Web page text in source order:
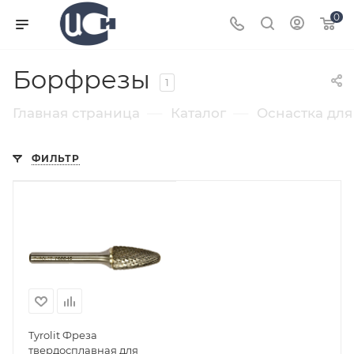
0
Борфрезы 1
Главная страница Каталог Оснастка
ФИЛЬТР
Tyrolit Фреза
твердосплавная для